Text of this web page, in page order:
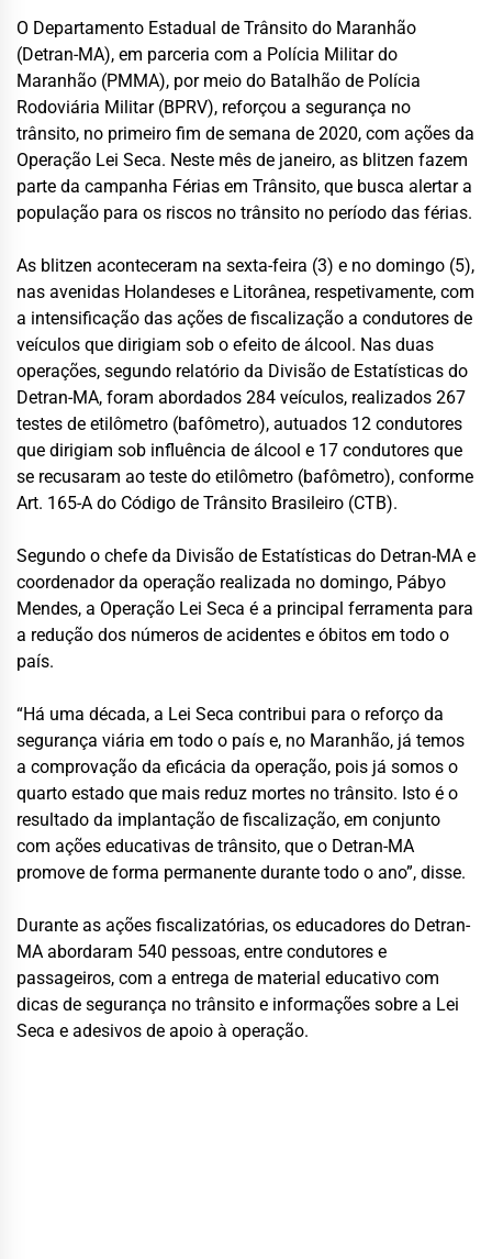
O Departamento Estadual de Trânsito do Maranhão
(Detran-MA), em parceria com a Polícia Militar do
Maranhão (PMMA), por meio do Batalhão de Polícia
Rodoviária Militar (BPRV), reforçou a segurança no
trânsito, no primeiro fim de semana de 2020, com ações da
Operação Lei Seca. Neste mês de janeiro, as blitzen fazem
parte da campanha Férias em Trânsito, que busca alertar a
população para os riscos no trânsito no período das férias.
As blitzen aconteceram na sexta-feira (3) e no domingo (5),
nas avenidas Holandeses e Litorânea, respetivamente, com
a intensificação das ações de fiscalização a condutores de
veículos que dirigiam sob o efeito de álcool. Nas duas
operações, segundo relatório da Divisão de Estatísticas do
Detran-MA, foram abordados 284 veículos, realizados 267
testes de etilômetro (bafômetro), autuados 12 condutores
que dirigiam sob influência de álcool e 17 condutores que
se recusaram ao teste do etilômetro (bafômetro), conforme
Art. 165-A do Código de Trânsito Brasileiro (CTB).
Segundo o chefe da Divisão de Estatísticas do Detran-MA e
coordenador da operação realizada no domingo, Pábyo
Mendes, a Operação Lei Seca é a principal ferramenta para
a redução dos números de acidentes e óbitos em todo o
país.
“Há uma década, a Lei Seca contribui para o reforço da
segurança viária em todo o país e, no Maranhão, já temos
a comprovação da eficácia da operação, pois já somos o
quarto estado que mais reduz mortes no trânsito. Isto é o
resultado da implantação de fiscalização, em conjunto
com ações educativas de trânsito, que o Detran-MA
promove de forma permanente durante todo o ano”, disse.
Durante as ações fiscalizatórias, os educadores do Detran-
MA abordaram 540 pessoas, entre condutores e
passageiros, com a entrega de material educativo com
dicas de segurança no trânsito e informações sobre a Lei
Seca e adesivos de apoio à operação.